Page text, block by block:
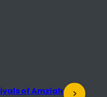
of Amziah King